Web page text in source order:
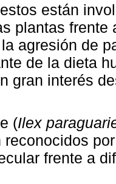
están
plantas
agresión de
de la dieta
gran interés
(Ilex
reconocidos
frente a